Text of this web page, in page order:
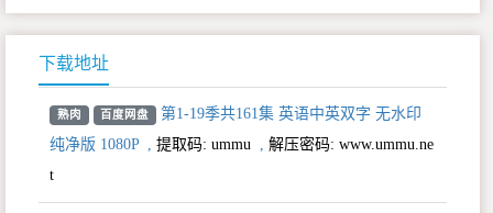
下载地址
熟肉 百度网盘
第1-19季共161集 英语中英双字 无水印
纯净版 1080P, 提取码: ummu
解压密码: www.ummu.ne
t